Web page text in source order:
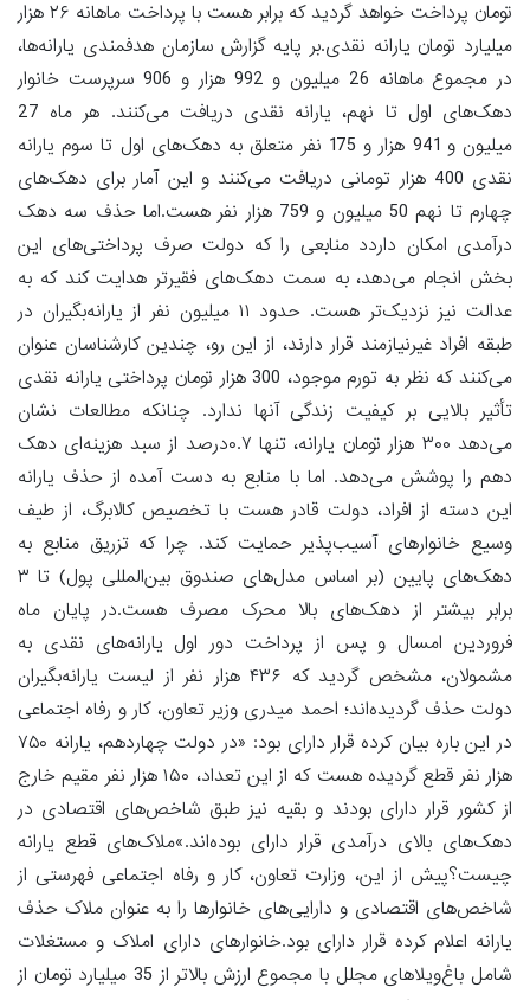
تومان پرداخت خواهد گردید که برابر هست با پرداخت ماهانه ۲۶ هزار
میلیارد تومان یارانه نقدی.بر پایه گزارش سازمان هدفمندی یارانه‌ها،
در مجموع ماهانه 26 میلیون و 992 هزار و 906 سرپرست خانوار
دهک‌های اول تا نهم، یارانه نقدی دریافت می‌کنند. هر ماه 27
میلیون و 941 هزار و 175 نفر متعلق به دهک‌های اول تا سوم یارانه
نقدی 400 هزار تومانی دریافت می‌کنند و این آمار برای دهک‌های
چهارم تا نهم 50 میلیون و 759 هزار نفر هست.اما حذف سه دهک
درآمدی امکان داردد منابعی را که دولت صرف پرداختی‌های این
بخش انجام می‌دهد، به سمت دهک‌های فقیرتر هدایت کند که به
عدالت نیز نزدیک‌تر هست. حدود ۱۱ میلیون نفر از یارانه‌بگیران در
طبقه افراد غیرنیازمند قرار دارند، از این رو، چندین کارشناسان عنوان
می‌کنند که نظر به تورم موجود، 300 هزار تومان پرداختی یارانه نقدی
تأثیر بالایی بر کیفیت زندگی آنها ندارد. چنانکه مطالعات نشان
می‌دهد ۳۰۰ هزار تومان یارانه، تنها ۰.۷درصد از سبد هزینه‌ای دهک
دهم را پوشش می‌دهد. اما با منابع به دست آمده از حذف یارانه
این دسته از افراد، دولت قادر هست با تخصیص کالابرگ، از طیف
وسیع خانوارهای آسیب‌پذیر حمایت کند. چرا که تزریق منابع به
دهک‌های پایین (بر اساس مدل‌های صندوق بین‌المللی پول) تا ۳
برابر بیشتر از دهک‌های بالا محرک مصرف هست.در پایان ماه
فروردین امسال و پس از پرداخت دور اول یارانه‌های نقدی به
مشمولان، مشخص گردید که ۴۳۶ هزار نفر از لیست یارانه‌بگیران
دولت حذف گردیده‌اند؛ احمد میدری وزیر تعاون، کار و رفاه اجتماعی
در این باره بیان کرده قرار دارای بود: «در دولت چهاردهم، یارانه ۷۵۰
هزار نفر قطع گردیده هست که از این تعداد، ۱۵۰ هزار نفر مقیم خارج
از کشور قرار دارای بودند و بقیه نیز طبق شاخص‌های اقتصادی در
دهک‌های بالای درآمدی قرار دارای بوده‌اند.»ملاک‌های قطع یارانه
چیست؟پیش از این، وزارت تعاون، کار و رفاه اجتماعی فهرستی از
شاخص‌های اقتصادی و دارایی‌های خانوارها را به ‌عنوان ملاک حذف
یارانه اعلام کرده قرار دارای بود.خانوارهای دارای املاک و مستغلات
شامل باغ‌ویلاهای مجلل با مجموع ارزش بالاتر از 35 میلیارد تومان از